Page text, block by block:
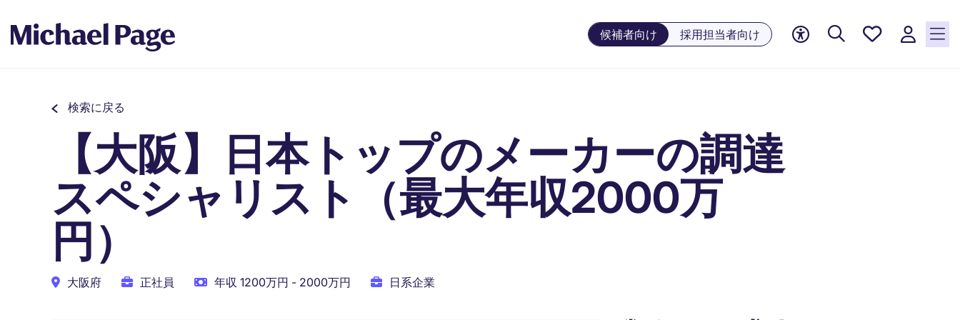
候補者向け 採用担当者向け
お気に
検索に戻る
【大阪】日本トップのメーカーの調達
スペシャリスト（最大年収2000万
円）
大阪府 正社員 年収 1200万円 - 2000万円 日系企業